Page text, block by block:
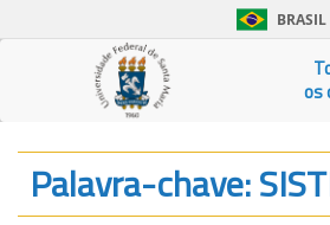
BRASIL
os
Palavra-chave: